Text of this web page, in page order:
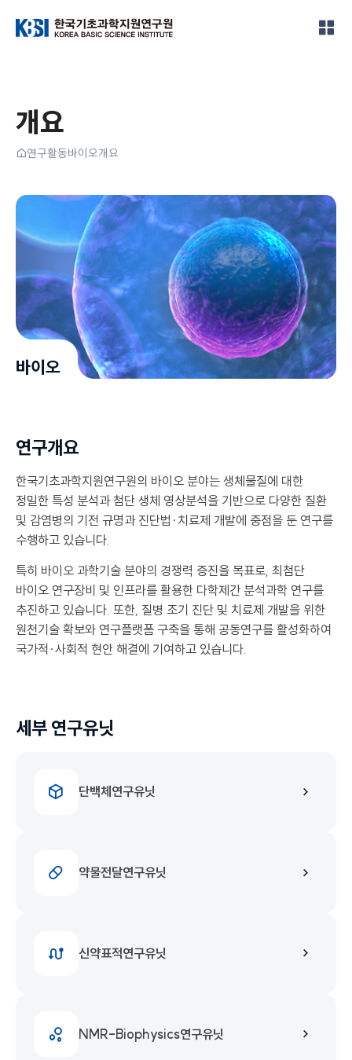
한국기초과학지원연구원
개요
홈
연구활동바이오개요
바이오
연구개요
한국기초과학지원연구원의 바이오 분야는 생체물질에 대한
정밀한 특성 분석과 첨단 생체 영상분석을 기반으로 다양한 질환
및 감염병의 기전 규명과 진단법·치료제 개발에 중점을 둔 연구를
수행하고 있습니다.
특히 바이오 과학기술 분야의 경쟁력 증진을 목표로, 최첨단
바이오 연구장비 및 인프라를 활용한 다학제간 분석과학 연구를
추진하고 있습니다. 또한, 질병 조기 진단 및 치료제 개발을 위한
원천기술 확보와 연구플랫폼 구축을 통해 공동연구를 활성화하여
국가적·사회적 현안 해결에 기여하고 있습니다.
세부 연구유닛
단백체연구유닛
약물전달연구유닛
신약표적연구유닛
NMR-Biophysics연구유닛